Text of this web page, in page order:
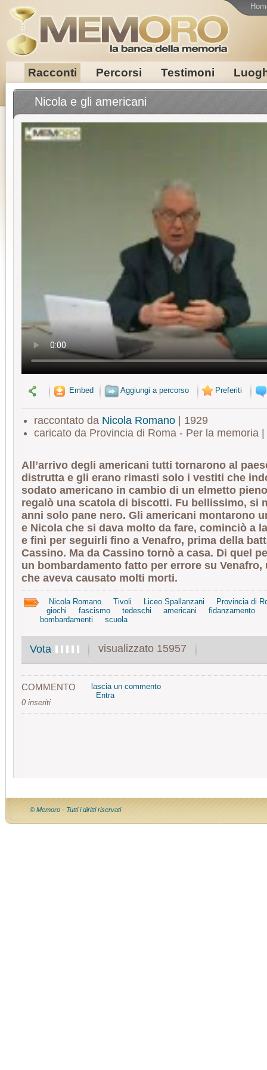
Racconti Percorsi Testimoni
Nicola e gli americani
Embed Aggiungi a percorso Preferiti
raccontato da Nicola Romano| 1929
caricato da Provincia di Roma - Per la memoria
All’arrivo degli americani tutti tornarono al
distrutta e gli erano rimasti solo i vestiti che
sodato americano in cambio di un elmetto
regalò una scatola di biscotti. Fu bellissimo, si
anni solo pane nero. Gli americani montarono
e Nicola che si dava molto da fare, cominciò a
e finì per seguirli fino a Venafro, prima della
Cassino. Ma da Cassino tornò a casa. Di quel
un bombardamento fatto per errore su
che aveva causato molti morti.
Nicola Romano Tivoli Liceo Spallanzani
Provincia di
giochi
fascismo tedeschi americani
fidanzamento
bombardamenti
scuola
Vota visualizzato 15957
COMMENTO
0 inseriti
lascia un commento
Entra
© Memoro - Tutti i diritti riservati